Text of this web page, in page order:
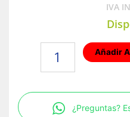
IVA
8
THW
Añadir
¿Preguntas?